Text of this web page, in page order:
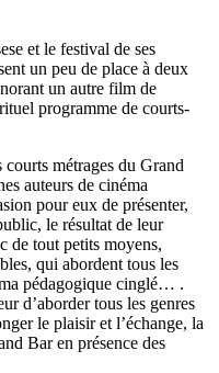
et le festival de ses
un peu de place à deux
un autre film de
programme de courts-
métrages du Grand
auteurs de cinéma
pour eux de présenter,
le résultat de leur
de tout petits moyens,
qui abordent tous les
pédagogique cinglé… .
d’aborder tous les genres
le plaisir et l’échange, la
Bar en présence des